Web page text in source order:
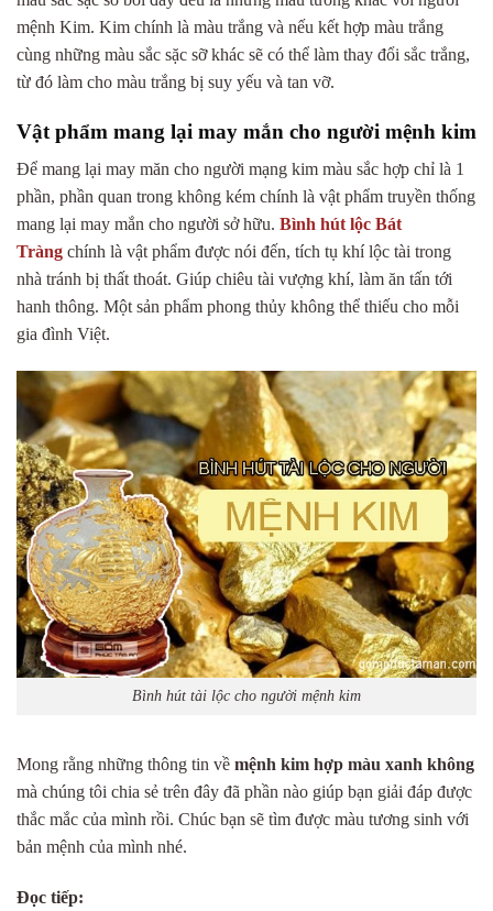
mệnh Kim. Kim chính là màu trắng và nếu kết hợp màu trắng
cùng những màu sắc sặc sỡ khác sẽ có thể làm thay đổi sắc trắng,
từ đó làm cho màu trắng bị suy yếu và tan vỡ.
Vật phẩm mang lại may mắn cho người mệnh kim
Để mang lại may măn cho người mạng kim màu sắc hợp chỉ là 1
phần, phần quan trong không kém chính là vật phẩm truyền thống
mang lại may mắn cho người sở hữu. Bình hút lộc Bát
Tràng chính là vật phẩm được nói đến, tích tụ khí lộc tài trong
nhà tránh bị thất thoát. Giúp chiêu tài vượng khí, làm ăn tấn tới
hanh thông. Một sản phẩm phong thủy không thể thiếu cho mỗi
gia đình Việt.
Bình hút tài lộc cho người mệnh kim
Mong rằng những thông tin về mệnh kim hợp màu xanh không
mà chúng tôi chia sẻ trên đây đã phần nào giúp bạn giải đáp được
thắc mắc của mình rồi. Chúc bạn sẽ tìm được màu tương sinh với
bản mệnh của mình nhé.
Đọc tiếp: